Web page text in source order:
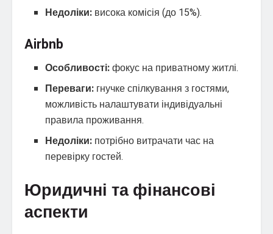
Недоліки: висока комісія (до 15%).
Airbnb
Особливості:фокус на приватному житлі.
Переваги: гнучке спілкування з гостями,
можливість налаштувати індивідуальні
правила проживання.
Недоліки: потрібно витрачати час на
перевірку гостей.
Юридичні та фінансові
аспекти